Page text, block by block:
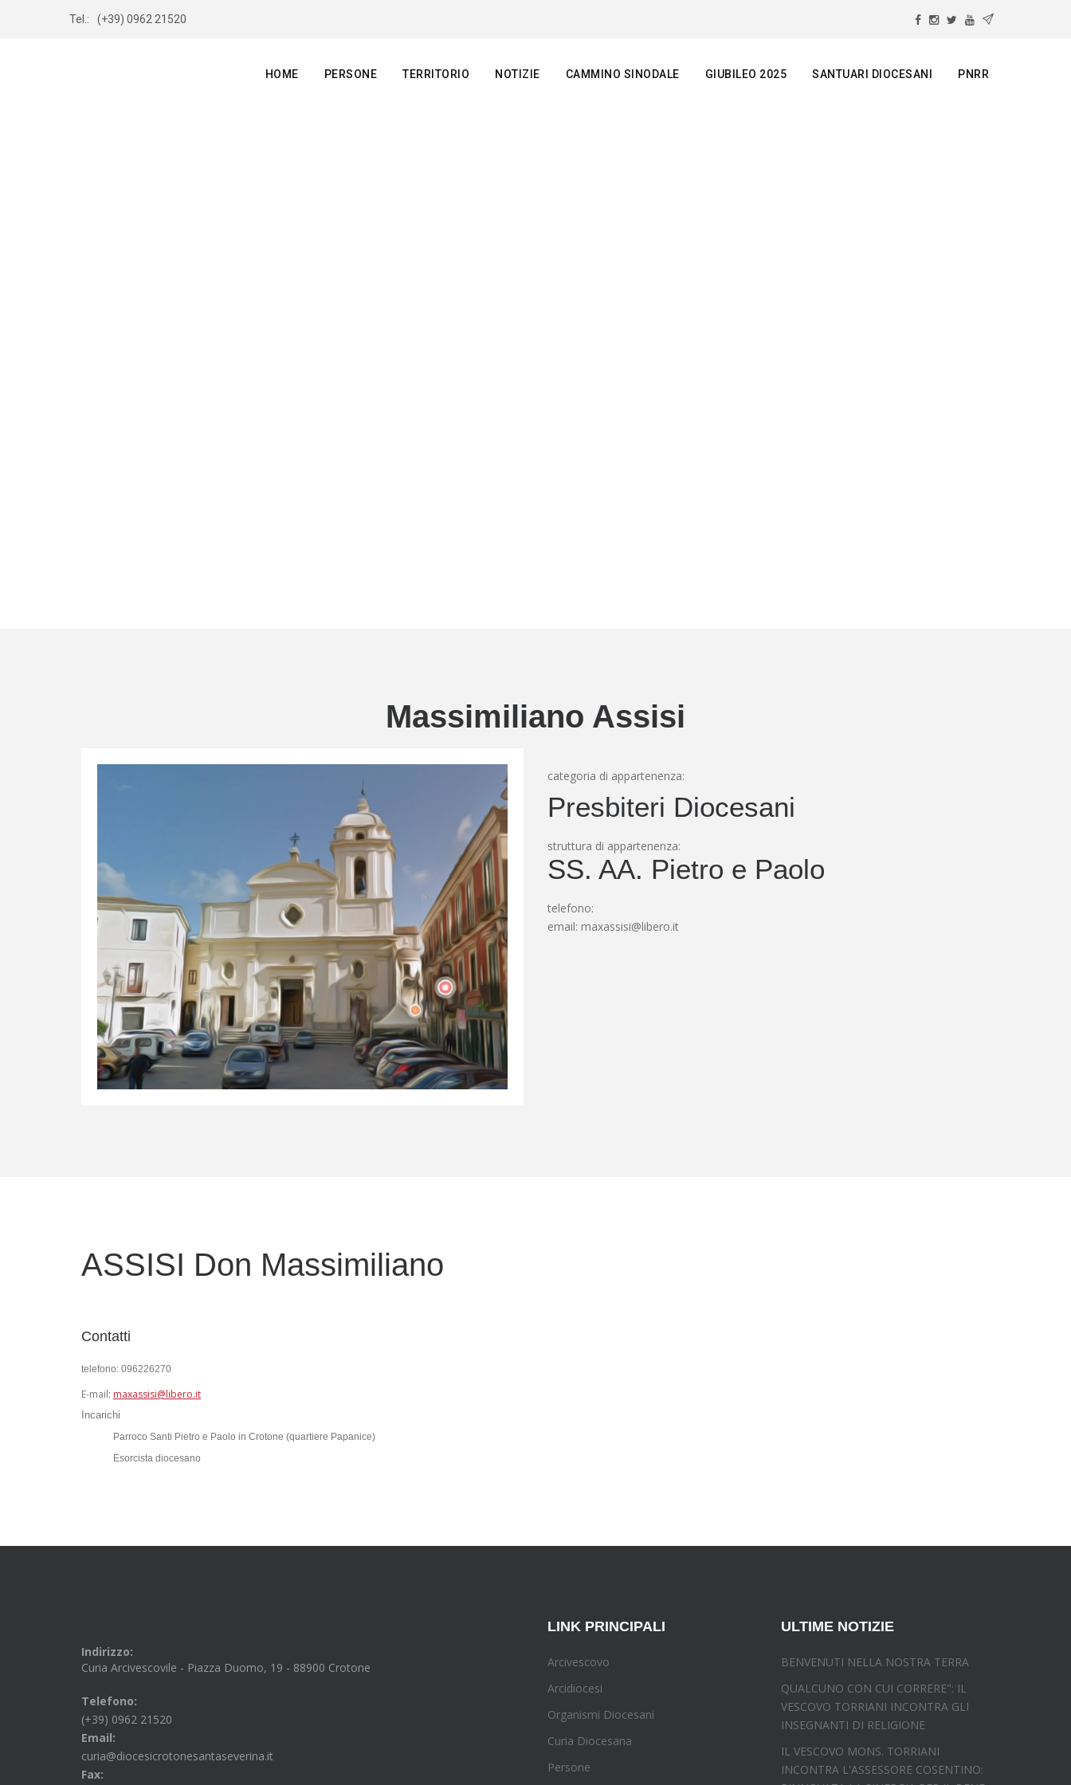
Tel.: (+39) 0962 21520
HOME PERSONE TERRITORIO NOTIZIE CAMMINO SINODALE GIUBILEO 2025 SANTUARI DIOCESANI PNRR
Massimiliano Assisi
categoria di appartenenza:
Presbiteri Diocesani
struttura di appartenenza:
SS. AA. Pietro e Paolo
telefono:
email: maxassisi@libero.it
ASSISI Don Massimiliano
Contatti
telefono: 096226270
E-mail: maxassisi@libero.it
Incarichi
Parroco Santi Pietro e Paolo in Crotone (quartiere Papanice)
Esorcista diocesano
Indirizzo:
Curia Arcivescovile - Piazza Duomo, 19 - 88900 Crotone
Telefono:
(+39) 0962 21520
Email:
curia@diocesicrotonesantaseverina.it
Fax:
LINK PRINCIPALI
Arcivescovo
Arcidiocesi
Organismi Diocesani
Curia Diocesana
Persone
ULTIME NOTIZIE
BENVENUTI NELLA NOSTRA TERRA
QUALCUNO CON CUI CORRERE": IL
VESCOVO TORRIANI INCONTRA GLI
INSEGNANTI DI RELIGIONE
IL VESCOVO MONS. TORRIANI
INCONTRA L'ASSESSORE COSENTINO: